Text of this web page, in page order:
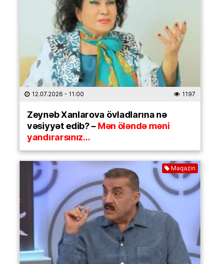
12.07.2026 - 11:00 1197
Zeynəb Xanlarova övladlarına nə
vəsiyyət edib? –Mən öləndə məni
yandırarsınız…
Maqazin